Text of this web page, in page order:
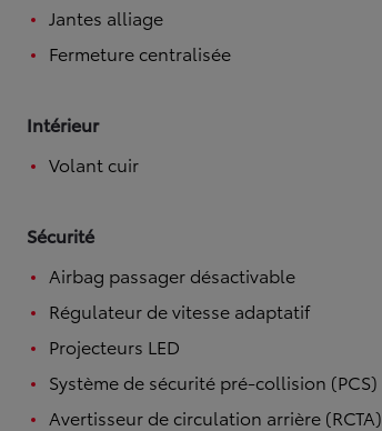
Jantes alliage
Fermeture centralisée
Intérieur
Volant cuir
Sécurité
Airbag passager désactivable
Régulateur de vitesse adaptatif
Projecteurs LED
Système de sécurité pré-collision (PCS)
Avertisseur de circulation arrière (RCTA)